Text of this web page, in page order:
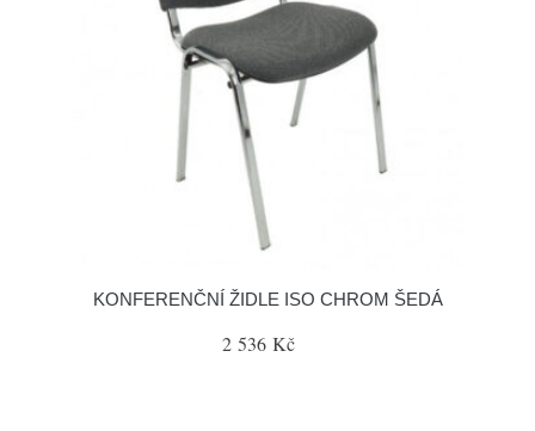
KONFERENČNÍ ŽIDLE ISO CHROM ŠEDÁ
2 536 Kč